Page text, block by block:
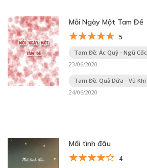
Mỗi Ngày Một Tam Đề
5
Tam Đề: Ác Quỷ - Ngũ
23/06/2020
Tam Đề: Quả Dứa - Vũ
24/06/2020
Mối tình đầu
4